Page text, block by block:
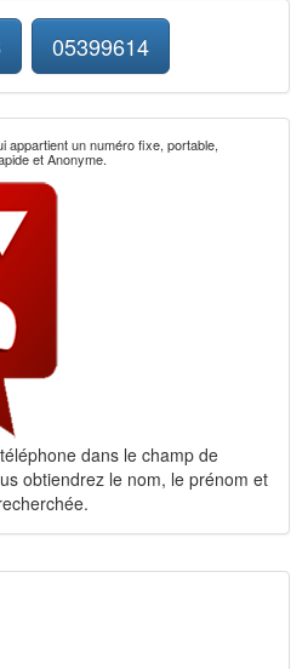
05399614
appartient un numéro fixe, portable,
et Anonyme.
dans le champ de
obtiendrez le nom, le prénom et